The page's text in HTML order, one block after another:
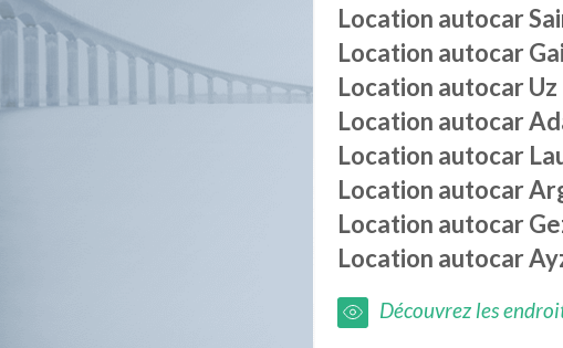
Location autocar
Location autocar
Location autocarUz
Location autocar
Location autocar
Location autocar
Location autocar
Location autocar
Découvrez les